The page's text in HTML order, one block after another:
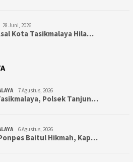
28 Juni, 2026
Kota Tasikmalaya Hila…
7 Agustus, 2026
Polsek Tanjun…
6 Agustus, 2026
Baitul Hikmah, Kap…